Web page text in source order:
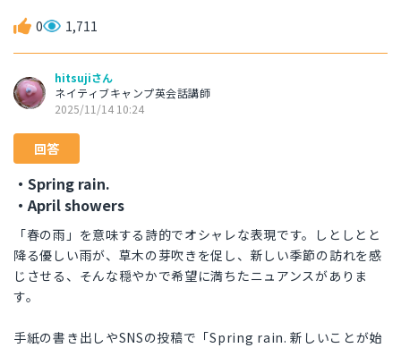
0 1,711
hitsujiさん
ネイティブキャンプ英会話講師
2025/11/14 10:24
回答
・Spring rain.
・April showers
「春の雨」を意味する詩的でオシャレな表現です。しとしとと
降る優しい雨が、草木の芽吹きを促し、新しい季節の訪れを感
じさせる、そんな穏やかで希望に満ちたニュアンスがありま
す。
手紙の書き出しやSNSの投稿で「Spring rain. 新しいことが始